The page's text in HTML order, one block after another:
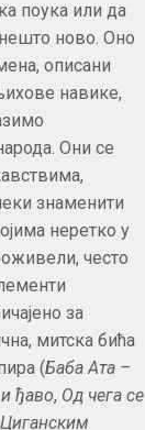
поука или да
ново. Оно
описани
навике,
Они се
знаменити
неретко у
често
за
митска бића
(Баба Ата –
ђаво, Од чега се
Циганским